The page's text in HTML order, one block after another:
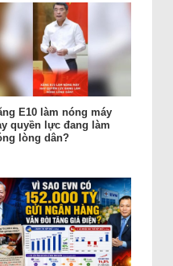
E10 làm nóng máy
quyền lực đang làm
lòng dân?